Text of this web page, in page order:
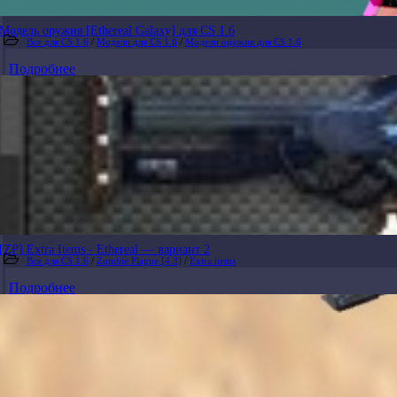
Модель оружия [Ethereal Galaxy] для CS 1.6
Все для CS 1.6 / Модели для CS 1.6 / Модели оружия для CS 1.6
Подробнее
[ZP] Extra Items - Ethereal — вариант 2
Все для CS 1.6 / Zombie Plague [4.3] / Extra items
Подробнее